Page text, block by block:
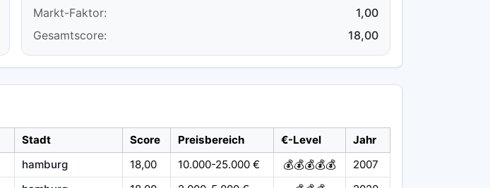
Markt-Faktor:
1,00
Gesamtscore:
18,00
Stadt Score Preisbereich €-Level
Jahr
hamburg 18,00 10.000-25.000 € 💰💰💰💰💰
2007